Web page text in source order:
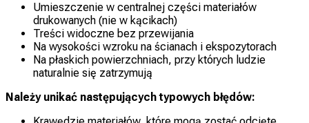
Umieszczenie w centralnej części materiałów
drukowanych (nie w kącikach)
Treści widoczne bez przewijania
Na wysokości wzroku na ścianach i ekspozytorach
Na płaskich powierzchniach, przy których ludzie
naturalnie się zatrzymują
Należy unikać następujących typowych błędów: